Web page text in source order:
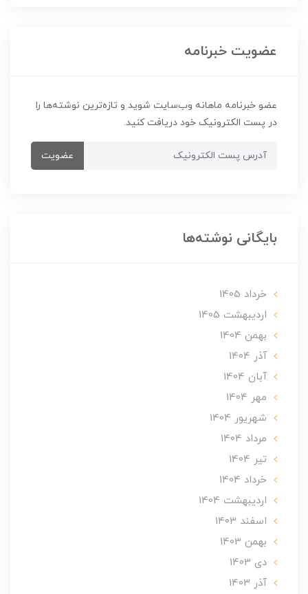
عضویت خبرنامه
عضو خبرنامه ماهانه وب‌سایت شوید و تازه‌ترین نوشته‌ها را
در پست الکترونیک خود دریافت کنید.
عضویت
بایگانی نوشته‌ها
خرداد 1405
ارديبهشت 1405
بهمن 1404
آذر 1404
آبان 1404
مهر 1404
شهریور 1404
مرداد 1404
تير 1404
خرداد 1404
ارديبهشت 1404
اسفند 1403
بهمن 1403
دی 1403
آذر 1403